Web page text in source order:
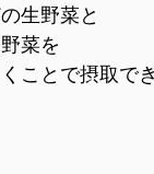
生野菜と
菜を
ことで摂取で